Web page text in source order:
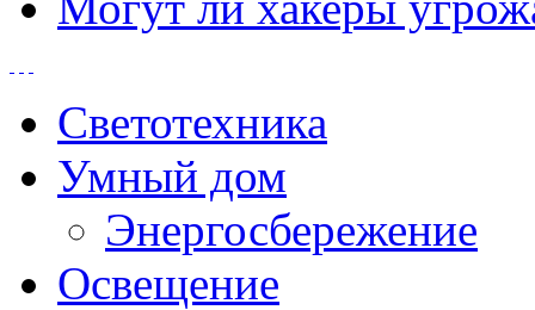
Светотехника
Умный дом
Энергосбережение
Освещение